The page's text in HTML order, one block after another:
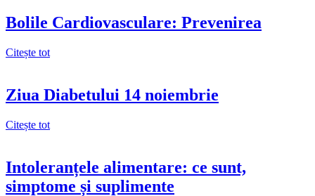
Bolile Cardiovasculare: Prevenirea
Citește tot
Ziua Diabetului 14 noiembrie
Citește tot
Intoleranțele alimentare: ce sunt,
simptome și suplimente